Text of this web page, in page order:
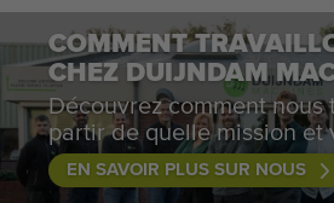
COMMENT
CHEZ DUIJNDAM
Découvrez comment nous
partir de quelle mission et
EN SAVOIR PLUS SUR NOUS